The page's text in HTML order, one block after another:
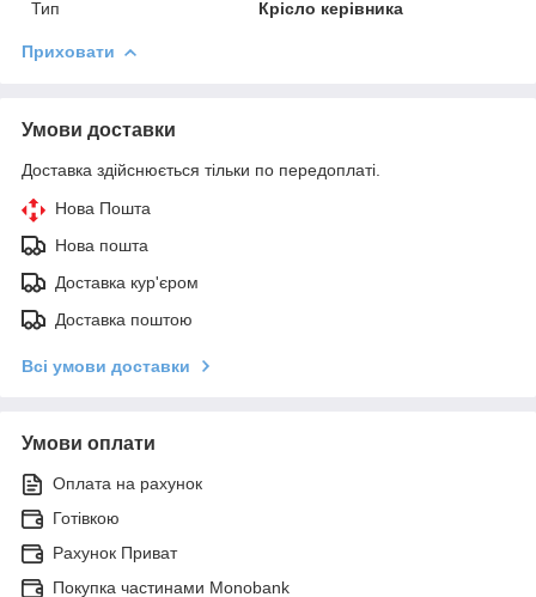
Тип
Крісло керівника
Приховати
Умови доставки
Доставка здійснюється тільки по передоплаті.
Нова Пошта
Нова пошта
Доставка кур'єром
Доставка поштою
Всі умови доставки
Умови оплати
Оплата на рахунок
Готівкою
Рахунок Приват
Покупка частинами Monobank